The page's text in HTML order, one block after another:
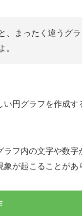
、まったく違うグラ
。
円グラフを作成す
フ内の文字や数字
が起こることがあ